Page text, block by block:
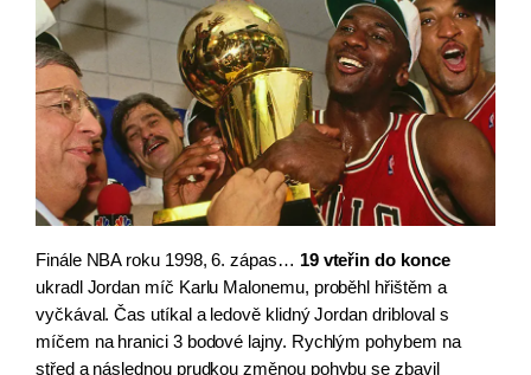
Finále NBA roku 1998, 6. zápas… 19 vteřin do konce
ukradl Jordan míč Karlu Malonemu, proběhl hřištěm a
vyčkával. Čas utíkal a ledově klidný Jordan dribloval s
míčem na hranici 3 bodové lajny. Rychlým pohybem na
střed a následnou prudkou změnou pohybu se zbavil